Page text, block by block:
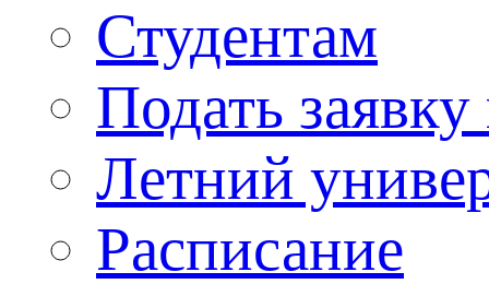
Студентам
Подать
Летний
Расписание